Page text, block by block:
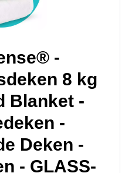
-
8 kg
Blanket -
-
Deken -
- GLASS-